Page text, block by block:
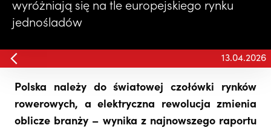
wyróżniają się na tle europejskiego rynku
jednośladów
13.04.2026
Polska należy do światowej czołówki rynków
rowerowych, a elektryczna rewolucja zmienia
oblicze branży – wynika z najnowszego raportu